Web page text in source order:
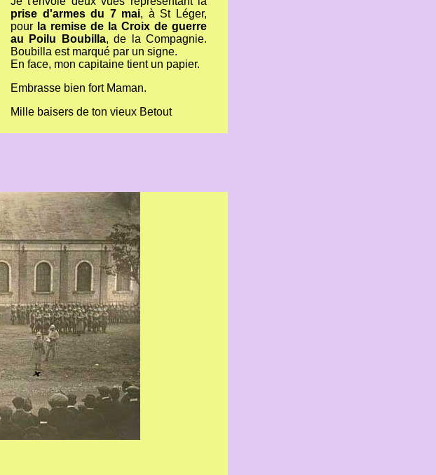
prise d'armes du 7 mai, à St Léger,
pour la remise de la Croix de guerre
au Poilu Boubilla, de la Compagnie.
Boubilla est marqué par un signe.
En face, mon capitaine tient un papier.
Embrasse bien fort Maman.
Mille baisers de ton vieux Betout